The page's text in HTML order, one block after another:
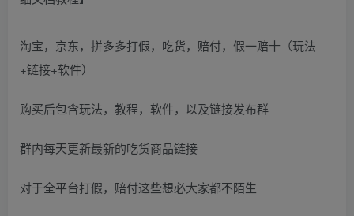
淘宝，京东，拼多多打假，吃货，赔付，假一赔十（玩法
+链接+软件）
购买后包含玩法，教程，软件，以及链接发布群
群内每天更新最新的吃货商品链接
对于全平台打假，赔付这些想必大家都不陌生